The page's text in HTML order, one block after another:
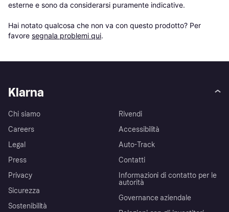
esterne e sono da considerarsi puramente indicative.
Hai notato qualcosa che non va con questo prodotto? Per
favore segnala problemi qui.
Klarna
Chi siamo
Careers
Legal
Press
Privacy
Sicurezza
Sostenibilità
Rivendi
Accessibilità
Auto-Track
Contatti
Informazioni di contatto per le
autorità
Governance aziendale